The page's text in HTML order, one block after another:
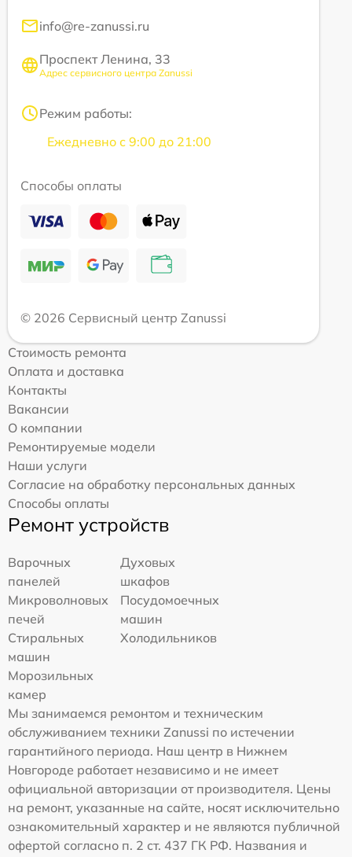
info@re-zanussi.ru
Проспект Ленина, 33
Адрес сервисного центра Zanussi
Режим работы:
Ежедневно с 9:00 до 21:00
Способы оплаты
© 2026 Сервисный центр Zanussi
Стоимость ремонта
Оплата и доставка
Контакты
Вакансии
О компании
Ремонтируемые модели
Наши услуги
Согласие на обработку персональных данных
Способы оплаты
Ремонт устройств
Варочных
панелей
Духовых
шкафов
Микроволновых
печей
Посудомоечных
машин
Стиральных
машин
Холодильников
Морозильных
камер
Мы занимаемся ремонтом и техническим
обслуживанием техники Zanussi по истечении
гарантийного периода. Наш центр в Нижнем
Новгороде работает независимо и не имеет
официальной авторизации от производителя. Цены
на ремонт, указанные на сайте, носят исключительно
ознакомительный характер и не являются публичной
офертой согласно п. 2 ст. 437 ГК РФ. Названия и